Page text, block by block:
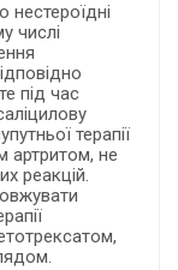
числі
під час
терапії
артритом, не
реакцій.